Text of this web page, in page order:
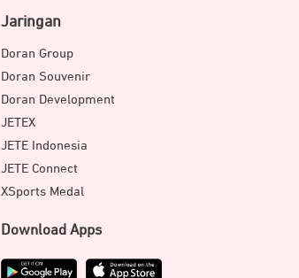
Jaringan
Doran Group
Doran Souvenir
Doran Development
JETEX
JETE Indonesia
JETE Connect
XSports Medal
Download Apps